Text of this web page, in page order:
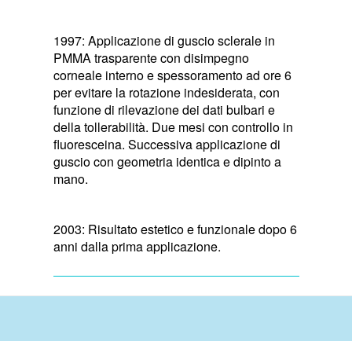
1997: Applicazione di guscio sclerale in
PMMA trasparente con disimpegno
corneale interno e spessoramento ad ore 6
per evitare la rotazione indesiderata, con
funzione di rilevazione dei dati bulbari e
della tollerabilità. Due mesi con controllo in
fluoresceina. Successiva applicazione di
guscio con geometria identica e dipinto a
mano.
2003: Risultato estetico e funzionale dopo 6
anni dalla prima applicazione.